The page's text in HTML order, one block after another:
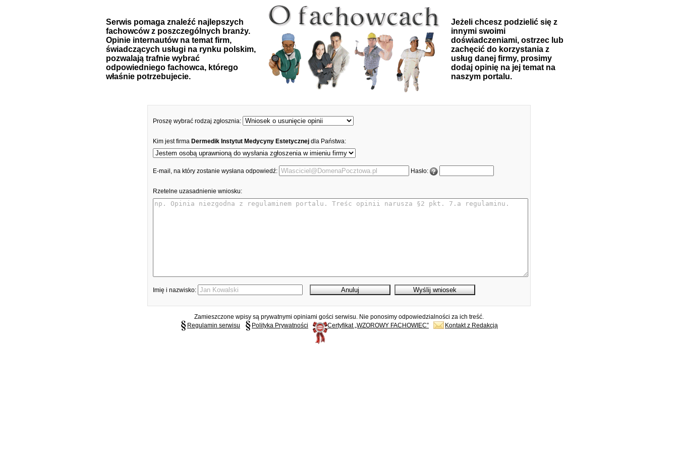
Serwis pomaga znaleźć najlepszych
fachowców z poszczególnych branży.
Opinie internautów na temat firm,
świadczących usługi na rynku polskim,
pozwalają trafnie wybrać
odpowiedniego fachowca, którego
właśnie potrzebujecie.
Jeżeli chcesz podzielić się z
innymi swoimi
doświadczeniami, ostrzec lub
zachęcić do korzystania z
usług danej firmy, prosimy
dodaj opinię na jej temat na
naszym portalu.
Proszę wybrać rodzaj zgłosznia:
Kim jest firma Dermedik Instytut Medycyny Estetycznej dla Państwa:
E-mail, na który zostanie wysłana odpowiedź: Hasło:
Rzetelne uzasadnienie wniosku:
Imię i nazwisko:
Zamieszczone wpisy są prywatnymi opiniami gości serwisu. Nie ponosimy odpowiedzialności za ich treść.
Regulamin serwisu
Polityka Prywatności Certyfikat „WZOROWY FACHOWIEC” Kontakt z Redakcją